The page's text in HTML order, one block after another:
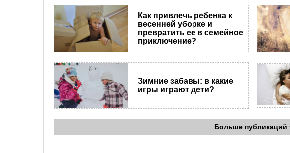
Как привлечь ребенка к
весенней уборке и
превратить ее в семейное
приключение?
Зимние забавы: в какие
игры играют дети?
Больше публикаций